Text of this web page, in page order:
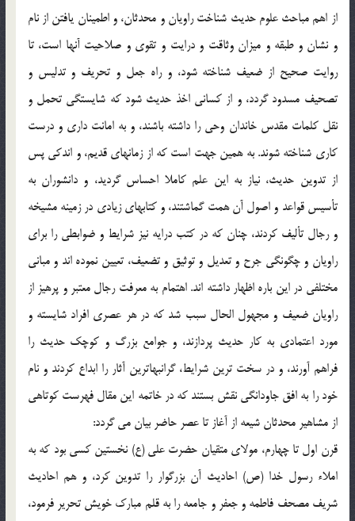
از اهم مباحث علوم حديث شناخت راويان و محدثان، و اطمينان يافتن از نام
و نشان و طبقه و ميزان وثاقت و درايت و تقوي و صلاحيت آنها است، تا
روايت صحيح از ضعيف شناخته شود، و راه جعل و تحريف و تدليس و
تصحيف مسدود گردد، و از كساني اخذ حديث شود كه شايستگي تحمل و
نقل كلمات مقدس خاندان وحي را داشته باشند، و به امانت داري و درست
كاري شناخته شوند. به همين جهت است كه از زمانهاي قديم، و اندكي پس
از تدوين حديث، نياز به اين علم كاملا احساس گرديد، و دانشوران به
تأسيس قواعد و اصول آن همت گماشتند، و كتابهاي زيادي در زمينه مشيخه
و رجال تأليف كردند، چنان كه در كتب درايه نيز شرايط و ضوابطي را براي
راويان و چگونگي جرح و تعديل و توثيق و تضعيف، تعيين نموده اند و مباني
مختلفي در اين باره اظهار داشته اند. اهتمام به معرفت رجال معتبر و پرهيز از
راويان ضعيف و مجهول الحال سبب شد كه در هر عصري افراد شايسته و
مورد اعتمادي به كار حديث پردازند، و جوامع بزرگ و كوچك حديث را
فراهم آورند، و در سخت ترين شرايط، گرانبهاترين آثار را ابداع كردند و نام
خود را به افق جاودانگي نقش بستند كه در خاتمه اين مقال فهرست كوتاهي
از مشاهير محدثان شيعه از آغاز تا عصر حاضر بيان مي گردد:
قرن اول تا چهارم، مولاي متقيان حضرت علي (ع) نخستين كسي بود كه به
املاء رسول خدا (ص) احاديث آن بزرگوار را تدوين كرد، و هم احاديث
شريف مصحف فاطمه و جعفر و جامعه را به قلم مبارك خويش تحرير فرمود،